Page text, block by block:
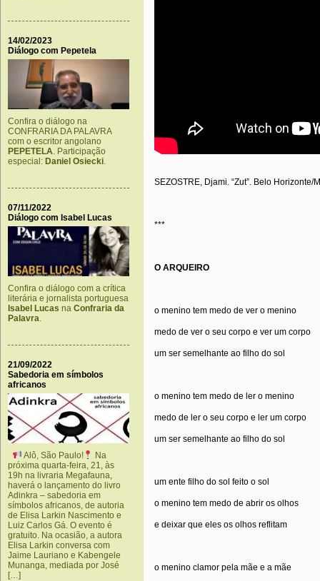
14/02/2023
Diálogo com Pepetela
Confira o diálogo na
CONFRARIA DA PALAVRA
com o escritor angolano
PEPETELA. Participação
especial: Daniel Osiecki.
07/11/2022
Diálogo com Isabel Lucas
Confira o diálogo com a crítica
literária e jornalista portuguesa
Isabel Lucas na Confraria da
Palavra.
21/09/2022
Sabedoria em símbolos
africanos
Alô, São Paulo!
Na
próxima quarta-feira, 21, às
19h na livraria Megafauna,
haverá o lançamento do livro
Adinkra – sabedoria em
símbolos africanos, de autoria
de Elisa Larkin Nascimento e
Luiz Carlos Gá. O evento é
gratuito. Na ocasião, a autora
Elisa Larkin conversa com
Jaime Lauriano e Kabengele
Munanga, mediada por José
[…]
SEZOSTRE, Djami. “Zut”. Belo Horizonte/
***
O ARQUEIRO
o menino tem medo de ver o menino
medo de ver o seu corpo e ver um corpo
um ser semelhante ao filho do sol
o menino tem medo de ler o menino
medo de ler o seu corpo e ler um corpo
um ser semelhante ao filho do sol
um ente filho do sol feito o sol
o menino tem medo de abrir os olhos
e deixar que eles os olhos reflitam
o menino clamor pela mãe e a mãe